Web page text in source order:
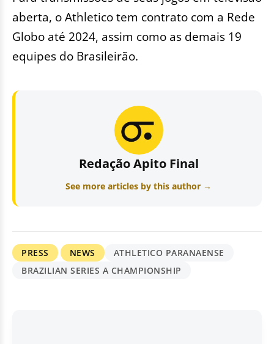
aberta, o Athletico tem contrato com a Rede
Globo até 2024, assim como as demais 19
equipes do Brasileirão.
Redação Apito Final
See more articles by this author →
PRESS NEWS
ATHLETICO PARANAENSE
BRAZILIAN SERIES A CHAMPIONSHIP